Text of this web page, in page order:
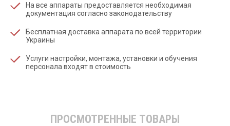
На все аппараты предоставляется необходимая
документация согласно законодательству
Бесплатная доставка аппарата по всей территории
Украины
Услуги настройки, монтажа, установки и обучения
персонала входят в стоимость
ПРОСМОТРЕННЫЕ ТОВАРЫ